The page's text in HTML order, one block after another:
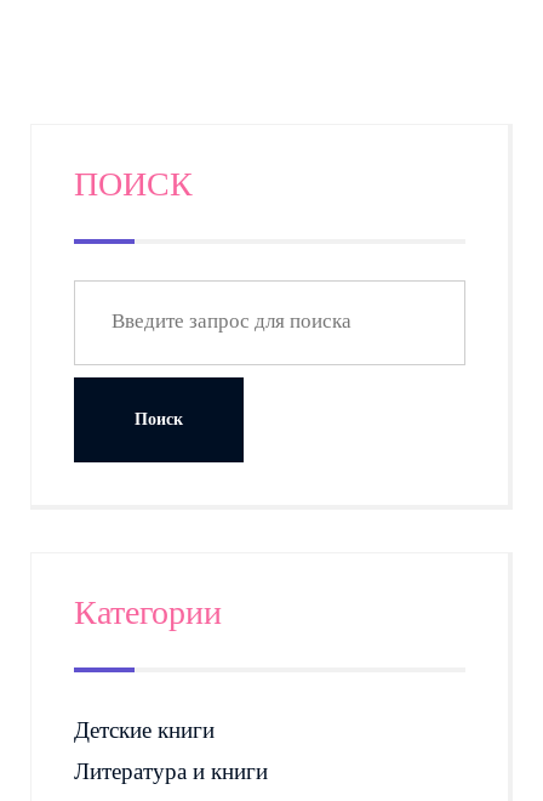
ПОИСК
Категории
Детские книги
Литература и книги